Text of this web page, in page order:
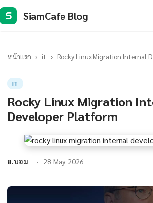
S SiamCafe Blog
หน้าแรก › it › Rocky Linux Migration Internal
IT
Rocky Linux Migration
Developer Platform
อ.บอม 28 May 2026